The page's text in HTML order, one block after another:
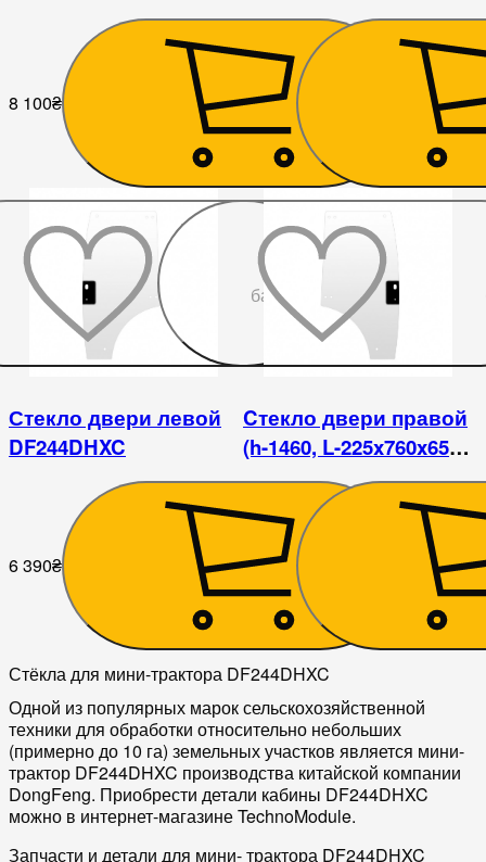
8 100₴ 8 100₴
бажаного
Стекло двери левой
DF244DHXC
6 390₴
Cтекло двери правой
(h-1460, L-225x760x655)
DF244DHXC
6 525₴
Стёкла для мини-трактора DF244DHXC
Одной из популярных марок сельскохозяйственной
техники для обработки относительно небольших
(примерно до 10 га) земельных участков является мини-
трактор DF244DHXC производства китайской компании
DongFeng. Приобрести детали кабины DF244DHXC
можно в интернет-магазине TechnoModule.
Запчасти и детали для мини- трактора DF244DHXC